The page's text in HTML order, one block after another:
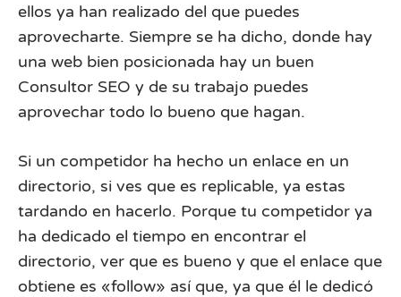
ellos ya han realizado del que puedes
aprovecharte. Siempre se ha dicho, donde hay
una web bien posicionada hay un buen
Consultor SEO y de su trabajo puedes
aprovechar todo lo bueno que hagan.
Si un competidor ha hecho un enlace en un
directorio, si ves que es replicable, ya estas
tardando en hacerlo. Porque tu competidor ya
ha dedicado el tiempo en encontrar el
directorio, ver que es bueno y que el enlace que
obtiene es «follow» así que, ya que él le dedicó